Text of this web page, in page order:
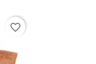
favorite_border